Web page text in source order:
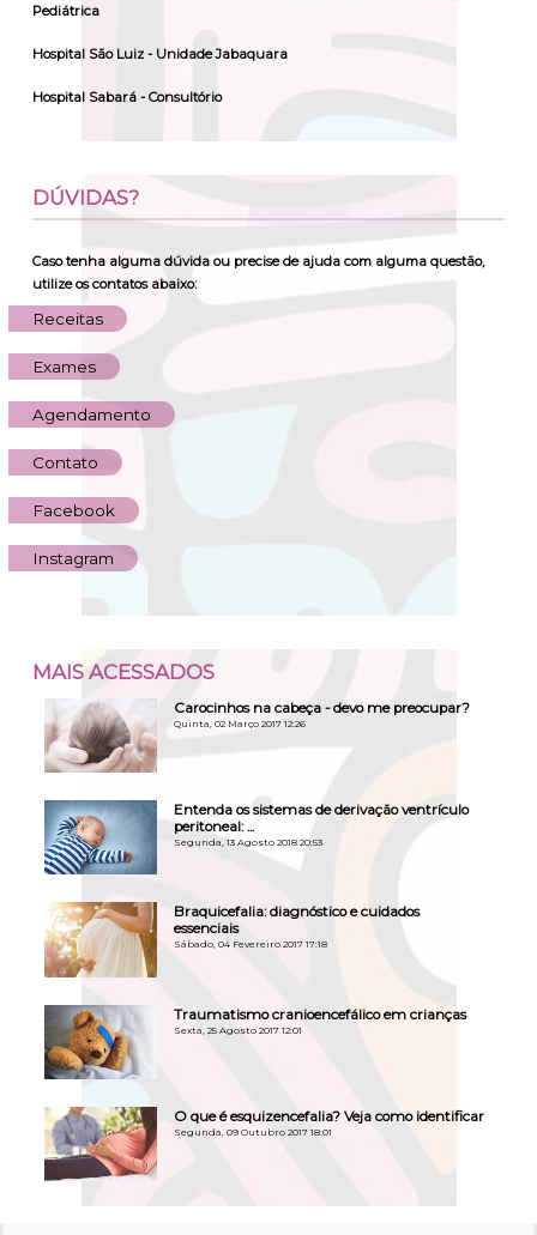
Pediátrica
Hospital São Luiz - Unidade Jabaquara
Hospital Sabará - Consultório
DÚVIDAS?
Caso tenha alguma dúvida ou precise de ajuda com alguma questão,
utilize os contatos abaixo:
Receitas
Exames
Agendamento
Contato
Facebook
Instagram
MAIS ACESSADOS
Carocinhos na cabeça - devo me preocupar?
Quinta, 02 Março 2017 12:26
Entenda os sistemas de derivação ventrículo
peritoneal: ...
Segunda, 13 Agosto 2018 20:53
Braquicefalia: diagnóstico e cuidados
essenciais
Sábado, 04 Fevereiro 2017 17:18
Traumatismo cranioencefálico em crianças
Sexta, 25 Agosto 2017 12:01
O que é esquizencefalia? Veja como identificar
Segunda, 09 Outubro 2017 18:01